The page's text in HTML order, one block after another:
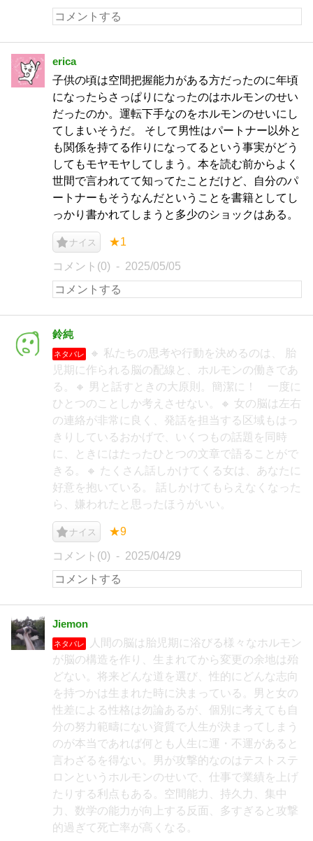
erica
子供の頃は空間把握能力がある方だったのに年頃
になったらさっぱりになったのはホルモンのせい
だったのか。運転下手なのをホルモンのせいにし
てしまいそうだ。 そして男性はパートナー以外と
も関係を持てる作りになってるという事実がどう
してもモヤモヤしてしまう。本を読む前からよく
世間で言われてて知ってたことだけど、自分のパ
ートナーもそうなんだということを書籍としてし
っかり書かれてしまうと多少のショックはある。
ナイス ★1
コメント(0) 2025/05/05
鈴純
ネタバレ
🔸 私たちの思考や行動を決めるのは、 胎
児期に作られる脳の配線と、ホルモンの働きであ
る。🔸 男と話すときの大原則。簡潔に！ 一度に
ひとつのことしか考えさせない。🔸 女の脳は左右
の連絡が非常に良く、発話を担当する区域もはっ
きりしているおかげで、いくつもの話題を同時
に、ときにはたったひとつの文章で語ることがで
きる。🔸 たくさん話しかけてくる女は、あなたに
好意を抱いている。 話しかけてもらえなくなった
ら、嫌われたと思ったほうがいい。
ナイス ★9
コメント(0) 2025/04/29
Jiemon
ネタバレ
人間の脳は胎児期に浴びる様々なホルモン
が脳の構造を作り、生まれてから変更の余地は殆
どない。将来どんな道を選び、性的にどんな志向
を持つかは生まれた時に決まっている。男と女の
性差による性格は勿論あるが、個別に考えても自
分の努力範疇にない資質で人生が決まってしまう
のが本当であれば何とも人生に運・不運があると
言わざるを得ない。男が攻撃的なのはテストステ
ロンというホルモンのせいで、仕事で業績を上げ
たりする利点もある。空間能力、持久力、集中
力、数学の能力が向上する反面、多すぎると攻撃
的過ぎて死亡率が高くなる。